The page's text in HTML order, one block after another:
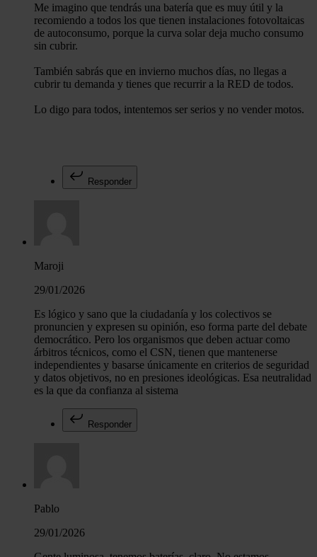
Me imagino que tendrás una batería que es muy útil y la
recomiendo a todos los que tienen instalaciones fotovoltaicas
de autoconsumo, porque la curva solar deja mucho consumo
sin cubrir.
También sabrás que en invierno muchos días, no llegas a
cubrir tu demanda y tienes que recurrir a la RED de todos.
Lo digo para todos, intentemos ser serios y no vender motos.
Responder
Maroji
29/01/2026
Es lógico y sano que la ciudadanía y los colectivos se
pronuncien y expresen su opinión, eso forma parte del debate
democrático. Pero los organismos que deben actuar como
árbitros técnicos, como el CSN, tienen que mantenerse
independientes y basarse únicamente en criterios de seguridad
y datos objetivos, no en presiones ideológicas. Esa neutralidad
es la que da confianza al sistema
Responder
Pablo
29/01/2026